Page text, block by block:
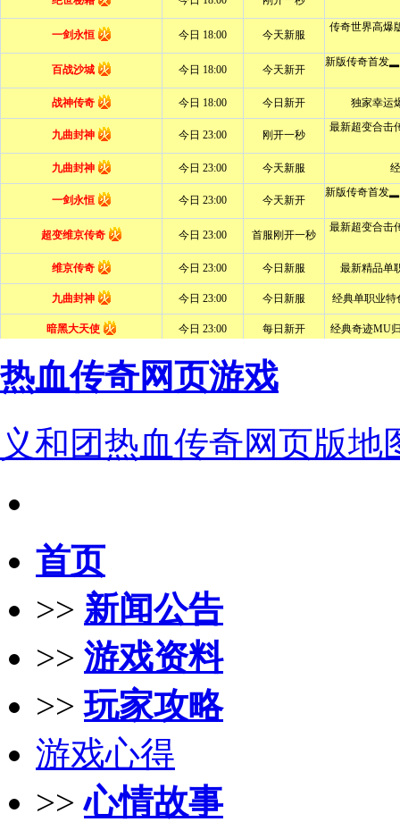
热血传奇网页游戏
义和团热血传奇网页版地
首页
>> 新闻公告
>> 游戏资料
>>玩家攻略
游戏心得
>>心情故事